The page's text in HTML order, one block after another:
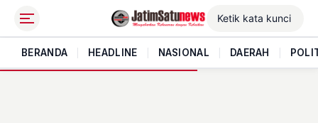
BERANDA HEADLINE NASIONAL DAERAH